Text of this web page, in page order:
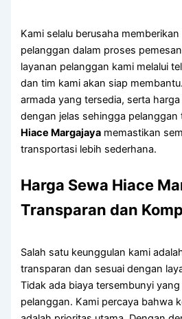
Kami selalu berusaha
pelanggan dalam proses
layanan pelanggan kami melalui
dan tim kami akan siap
armada yang tersedia, serta
dengan jelas sehingga
Hiace Margajaya memastikan
transportasi lebih sederhana.
Harga Sewa Hiace
Transparan dan
Salah satu keunggulan kami
transparan dan sesuai dengan
Tidak ada biaya tersembunyi
pelanggan. Kami percaya bahwa